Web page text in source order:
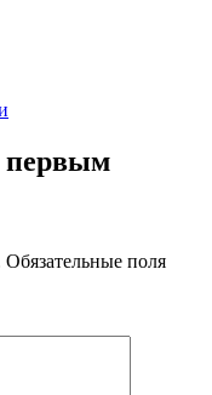
первым
Обязательные поля